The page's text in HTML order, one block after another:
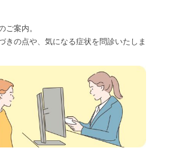
ご案内。
きの点や、気になる症状を問診いたしま